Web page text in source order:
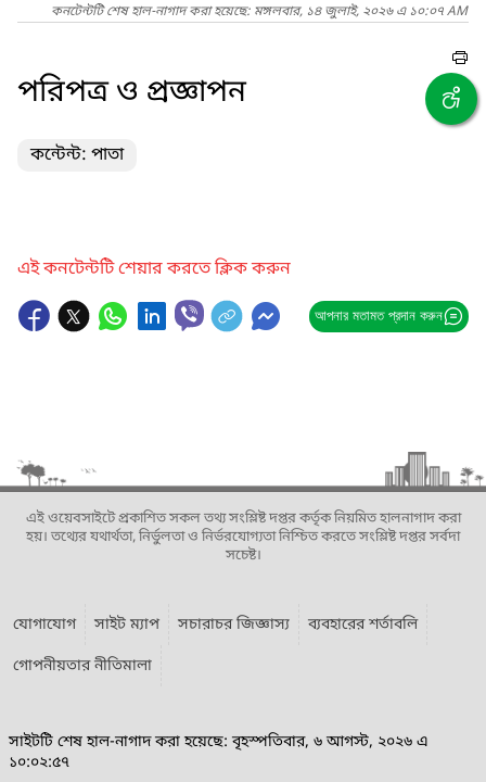
কনটেন্টটি শেষ হাল-নাগাদ করা হয়েছে: মঙ্গলবার, ১৪ জুলাই, ২০২৬ এ ১০:০৭ AM
পরিপত্র ও প্রজ্ঞাপন
কন্টেন্ট: পাতা
এই কনটেন্টটি শেয়ার করতে ক্লিক করুন
আপনার মতামত প্রদান করুন
এই ওয়েবসাইটে প্রকাশিত সকল তথ্য সংশ্লিষ্ট দপ্তর কর্তৃক নিয়মিত হালনাগাদ করা
হয়। তথ্যের যথার্থতা, নির্ভুলতা ও নির্ভরযোগ্যতা নিশ্চিত করতে সংশ্লিষ্ট দপ্তর সর্বদা
সচেষ্ট।
যোগাযোগ সাইট ম্যাপ সচারাচর জিজ্ঞাস্য
ব্যবহারের শর্তাবলি
গোপনীয়তার নীতিমালা
সাইটটি শেষ হাল-নাগাদ করা হয়েছে: বৃহস্পতিবার, ৬ আগস্ট, ২০২৬ এ
১০:০২:৫৭